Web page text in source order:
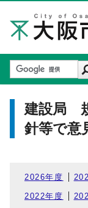
建設局
針等で意
2026年度
2022年度